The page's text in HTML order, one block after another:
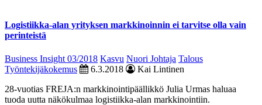
Logistiikka-alan yrityksen markkinoinnin ei tarvitse olla vain
perinteistä
Business Insight 03/2018 Kasvu Nuori Johtaja Talous
Työntekijäkokemus
6.3.2018
Kai Lintinen
28-vuotias FREJA:n markkinointipäällikkö Julia Urmas haluaa
tuoda uutta näkökulmaa logistiikka-alan markkinointiin.